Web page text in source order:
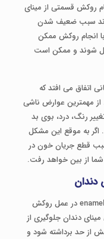
روکش قسمتی از مینای
سبب ضعیف شدن
با انجام روکش ممکن
شوند و ممکن است
اتفاق می افتد که
از مهمترین عوارض ناشی
رنگ، درد، بوی بد
به موقع این مشکل
سبب قطع جریان خون در
از بین خواهد رفت.
دندان
همانطور که گفته شد، برداشتن میزان صحیح enamel در عمل روکش
دندان جلوگیری از
از حد برداشته شود و